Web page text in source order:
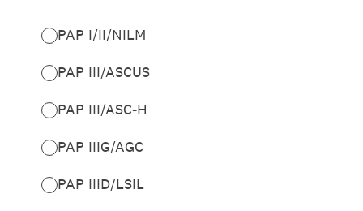
PAP I/II/NILM
PAP III/ASCUS
PAP III/ASC-H
PAP IIIG/AGC
PAP IIID/LSIL